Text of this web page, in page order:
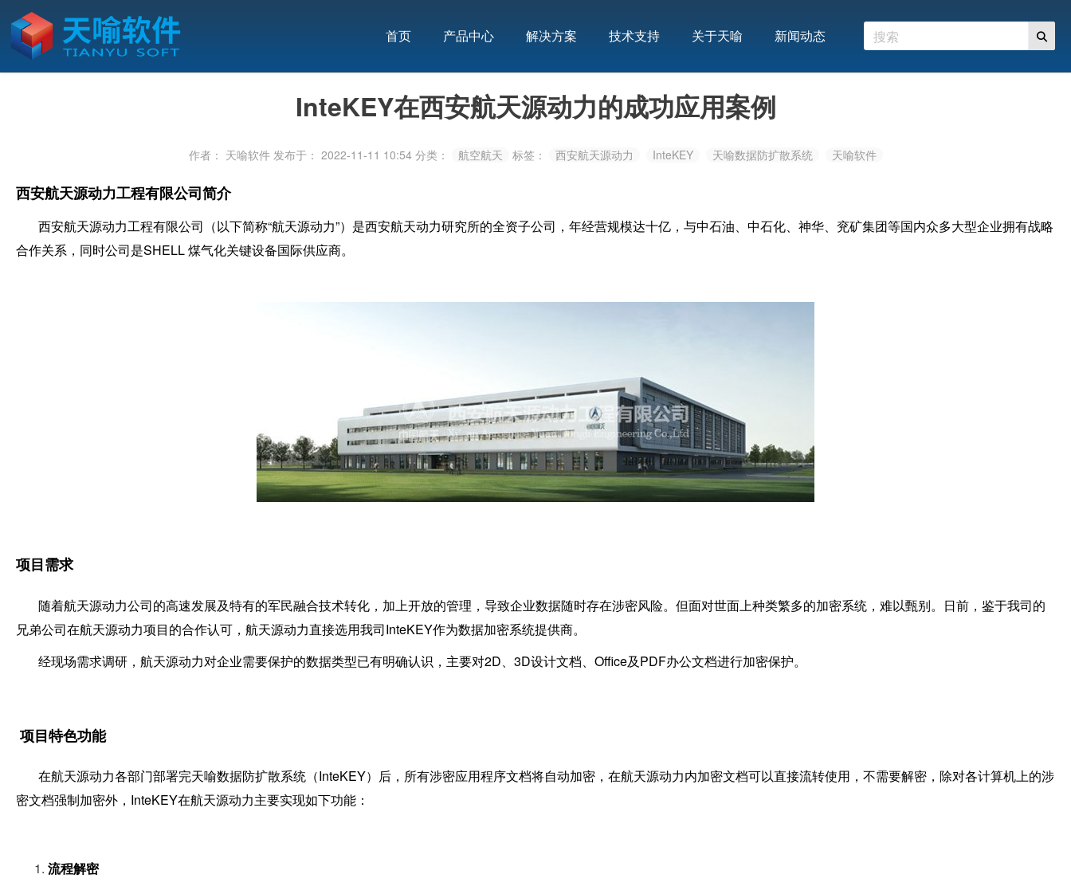
首页 产品中心 解决方案 技术支持 关于天喻 新闻动态
InteKEY在西安航天源动力的成功应用案例
作者： 天喻软件 发布于： 2022-11-11 10:54 分类： 航空航天 标签： 西安航天源动力 InteKEY 天喻数据防扩散系统 天喻软件
西安航天源动力工程有限公司简介
西安航天源动力工程有限公司（以下简称“航天源动力”）是西安航天动力研究所的全资子公司，年经营规模达十亿，与中石油、中石化、神华、兖矿集团等国内众多大型企业拥有战略
合作关系，同时公司是SHELL 煤气化关键设备国际供应商。
项目需求
随着航天源动力公司的高速发展及特有的军民融合技术转化，加上开放的管理，导致企业数据随时存在涉密风险。但面对世面上种类繁多的加密系统，难以甄别。日前，鉴于我司的
兄弟公司在航天源动力项目的合作认可，航天源动力直接选用我司InteKEY作为数据加密系统提供商。
经现场需求调研，航天源动力对企业需要保护的数据类型已有明确认识，主要对2D、3D设计文档、Office及PDF办公文档进行加密保护。
项目特色功能
在航天源动力各部门部署完天喻数据防扩散系统（InteKEY）后，所有涉密应用程序文档将自动加密，在航天源动力内加密文档可以直接流转使用，不需要解密，除对各计算机上的涉
密文档强制加密外，InteKEY在航天源动力主要实现如下功能：
流程解密